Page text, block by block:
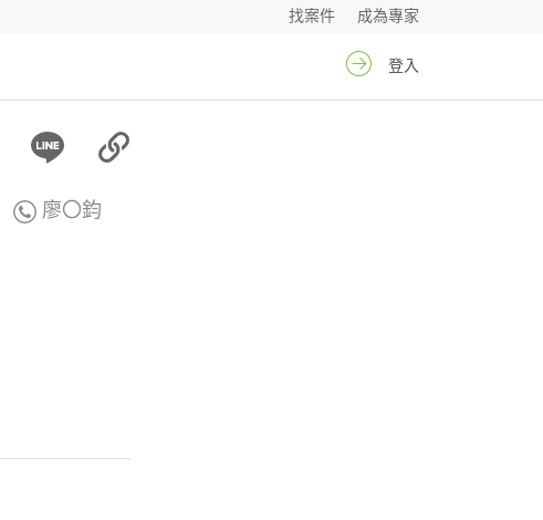
成為專家
找案件
登入
廖〇鈞